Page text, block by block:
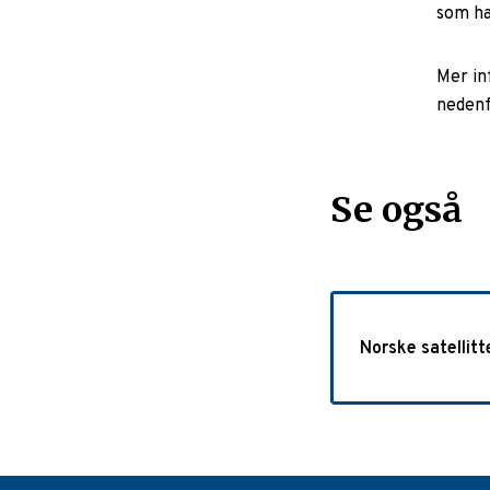
som
Mer
Se også
Norske